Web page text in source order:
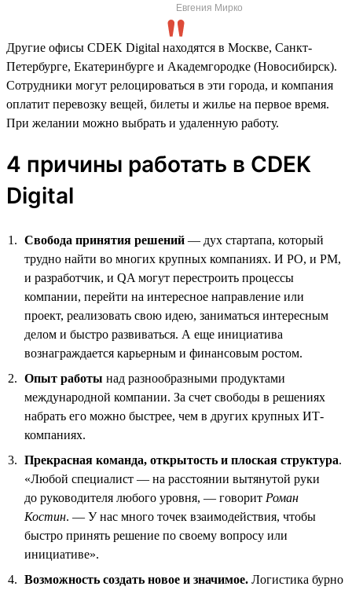
Евгения Мирко
Другие офисы CDEK Digital находятся в Москве, Санкт-
Петербурге, Екатеринбурге и Академгородке (Новосибирск).
Сотрудники могут релоцироваться в эти города, и компания
оплатит перевозку вещей, билеты и жилье на первое время.
При желании можно выбрать и удаленную работу.
4 причины работать в CDEK
Digital
Свобода принятия решений — дух стартапа, который
трудно найти во многих крупных компаниях. И PO, и PM,
и разработчик, и QA могут перестроить процессы
компании, перейти на интересное направление или
проект, реализовать свою идею, заниматься интересным
делом и быстро развиваться. А еще инициатива
вознаграждается карьерным и финансовым ростом.
Опыт работы над разнообразными продуктами
международной компании. За счет свободы в решениях
набрать его можно быстрее, чем в других крупных ИТ-
компаниях.
Прекрасная команда, открытость и плоская структура.
«Любой специалист — на расстоянии вытянутой руки
до руководителя любого уровня, — говорит Роман
Костин. — У нас много точек взаимодействия, чтобы
быстро принять решение по своему вопросу или
инициативе».
Возможность создать новое и значимое. Логистика бурно